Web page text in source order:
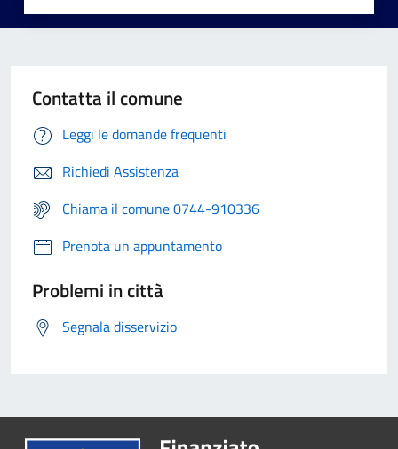
Contatta il comune
Leggi le domande frequenti
Richiedi Assistenza
Chiama il comune 0744-910336
Prenota un appuntamento
Problemi in città
Segnala disservizio